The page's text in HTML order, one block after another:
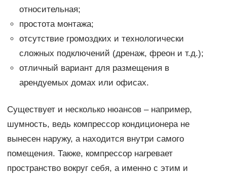
относительная;
простота монтажа;
отсутствие громоздких и технологически
сложных подключений (дренаж, фреон и т.д.);
отличный вариант для размещения в
арендуемых домах или офисах.
Существует и несколько нюансов – например,
шумность, ведь компрессор кондиционера не
вынесен наружу, а находится внутри самого
помещения. Также, компрессор нагревает
пространство вокруг себя, а именно с этим и